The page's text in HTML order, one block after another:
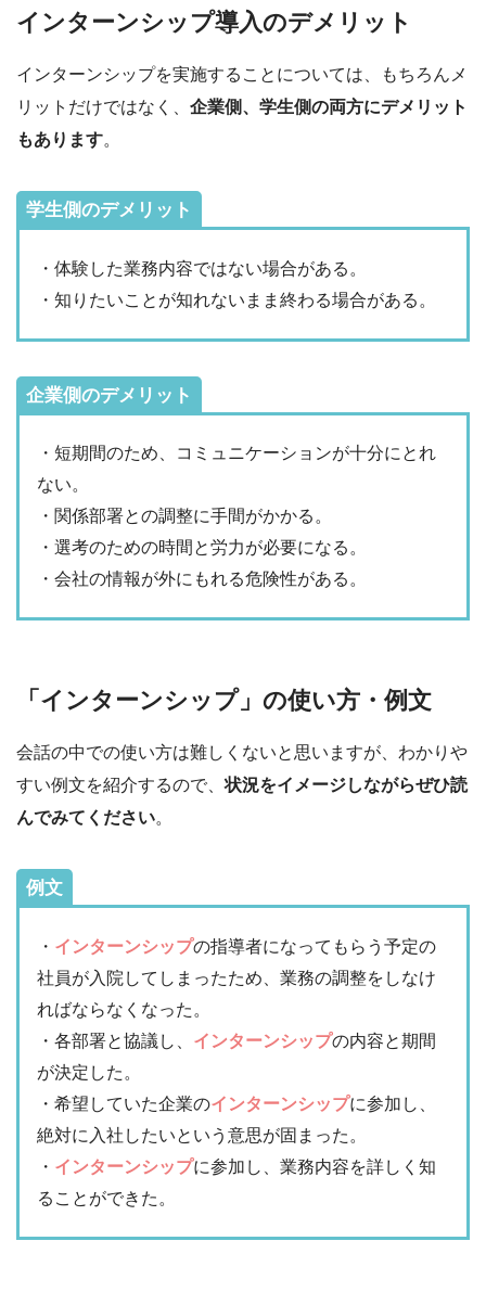
インターンシップ導入のデメリット
インターンシップを実施することについては、もちろんメ
リットだけではなく、 企業側、学生側の両方にデメリット
もあります。
学生側のデメリット
・体験した業務内容ではない場合がある。
・知りたいことが知れないまま終わる場合がある。
企業側のデメリット
・短期間のため、コミュニケーションが十分にとれ
ない。
・関係部署との調整に手間がかかる。
・選考のための時間と労力が必要になる。
・会社の情報が外にもれる危険性がある。
「インターンシップ」の使い方・例文
会話の中での使い方は難しくないと思いますが、わかりや
すい例文を紹介するので、状況をイメージしながらぜひ読
んでみてください。
例文
・ インターンシップの指導者になってもらう予定の
社員が入院してしまったため、業務の調整をしなけ
ればならなくなった。
・各部署と協議し、 インターンシップの内容と期間
が決定した。
・希望していた企業のインターンシップに参加し、
絶対に入社したいという意思が固まった。
・ インターンシップに参加し、業務内容を詳しく知
ることができた。